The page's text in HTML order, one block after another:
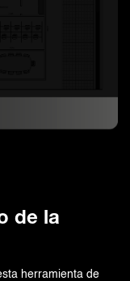
de la
herramienta de